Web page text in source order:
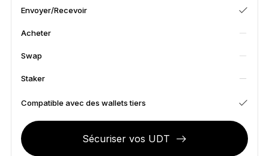
Découvrir
Wallets physiques
Bundles et packs
Accessoires
Solutions de récupération
Éditions limitées
Envoyer/Recevoir
Acheter
Swap
Staker
Compatible avec des wallets tiers
Sécuriser vos UDT